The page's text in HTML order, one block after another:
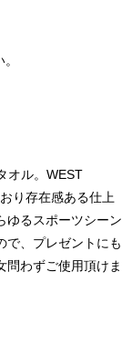
オル。WEST
り存在感ある仕上
ゆるスポーツシーン
で、プレゼントにも
わずご使用頂けま